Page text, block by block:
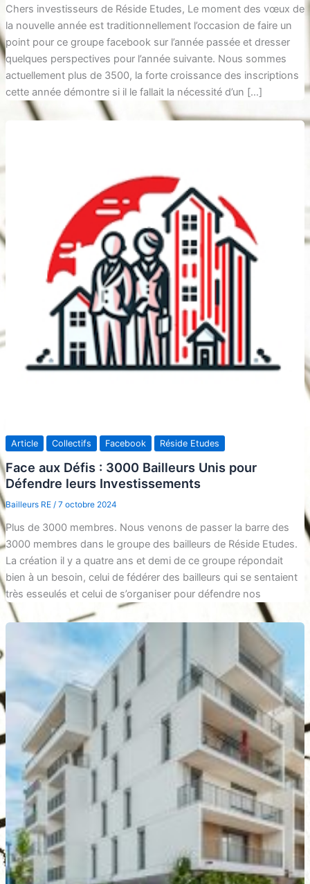
Chers investisseurs de Réside Etudes, Le moment des vœux de
la nouvelle année est traditionnellement l’occasion de faire un
point pour ce groupe facebook sur l’année passée et dresser
quelques perspectives pour l’année suivante. Nous sommes
actuellement plus de 3500, la forte croissance des inscriptions
cette année démontre si il le fallait la nécessité d’un […]
Article Collectifs Facebook Réside Etudes
Face aux Défis : 3000 Bailleurs Unis pour
Défendre leurs Investissements
Bailleurs RE / 7 octobre 2024
Plus de 3000 membres. Nous venons de passer la barre des
3000 membres dans le groupe des bailleurs de Réside Etudes.
La création il y a quatre ans et demi de ce groupe répondait
bien à un besoin, celui de fédérer des bailleurs qui se sentaient
très esseulés et celui de s’organiser pour défendre nos